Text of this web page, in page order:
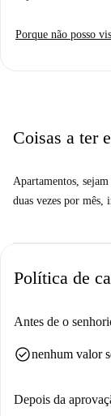
arquitetônico de
Porque não posso
Coisas a ter
Apartamentos,
duas vezes por mês,
Política de
Antes de o
check_circlenenhum valor
Depois da